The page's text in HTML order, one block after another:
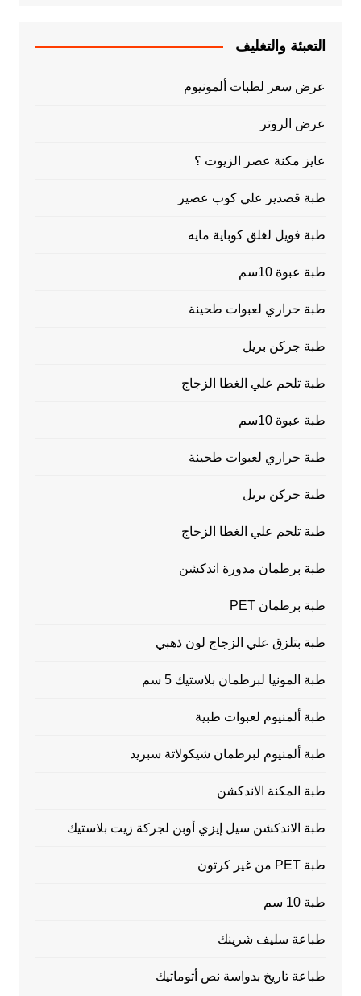
التعبئة والتغليف
عرض سعر لطبات ألمونيوم
عرض الروتر
عايز مكنة عصر الزيوت ؟
طبة قصدير علي كوب عصير
طبة فويل لغلق كوباية مايه
طبة عبوة 10سم
طبة حراري لعبوات طحينة
طبة جركن بريل
طبة تلحم علي الغطا الزجاج
طبة عبوة 10سم
طبة حراري لعبوات طحينة
طبة جركن بريل
طبة تلحم علي الغطا الزجاج
طبة برطمان مدورة اندكشن
طبة برطمان PET
طبة بتلزق علي الزجاج لون ذهبي
طبة المونيا لبرطمان بلاستيك 5 سم
طبة ألمنيوم لعبوات طبية
طبة ألمنيوم لبرطمان شيكولاتة سبريد
طبة المكنة الاندكشن
طبة الاندكشن سيل إيزي أوبن لجركة زيت بلاستيك
طبة PET من غير كرتون
طبة 10 سم
طباعة سليف شرينك
طباعة تاريخ بدواسة نص أتوماتيك